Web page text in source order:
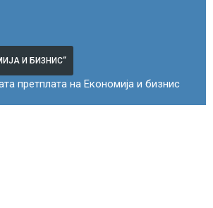
И БИЗНИС“
претплата на Економија и бизнис